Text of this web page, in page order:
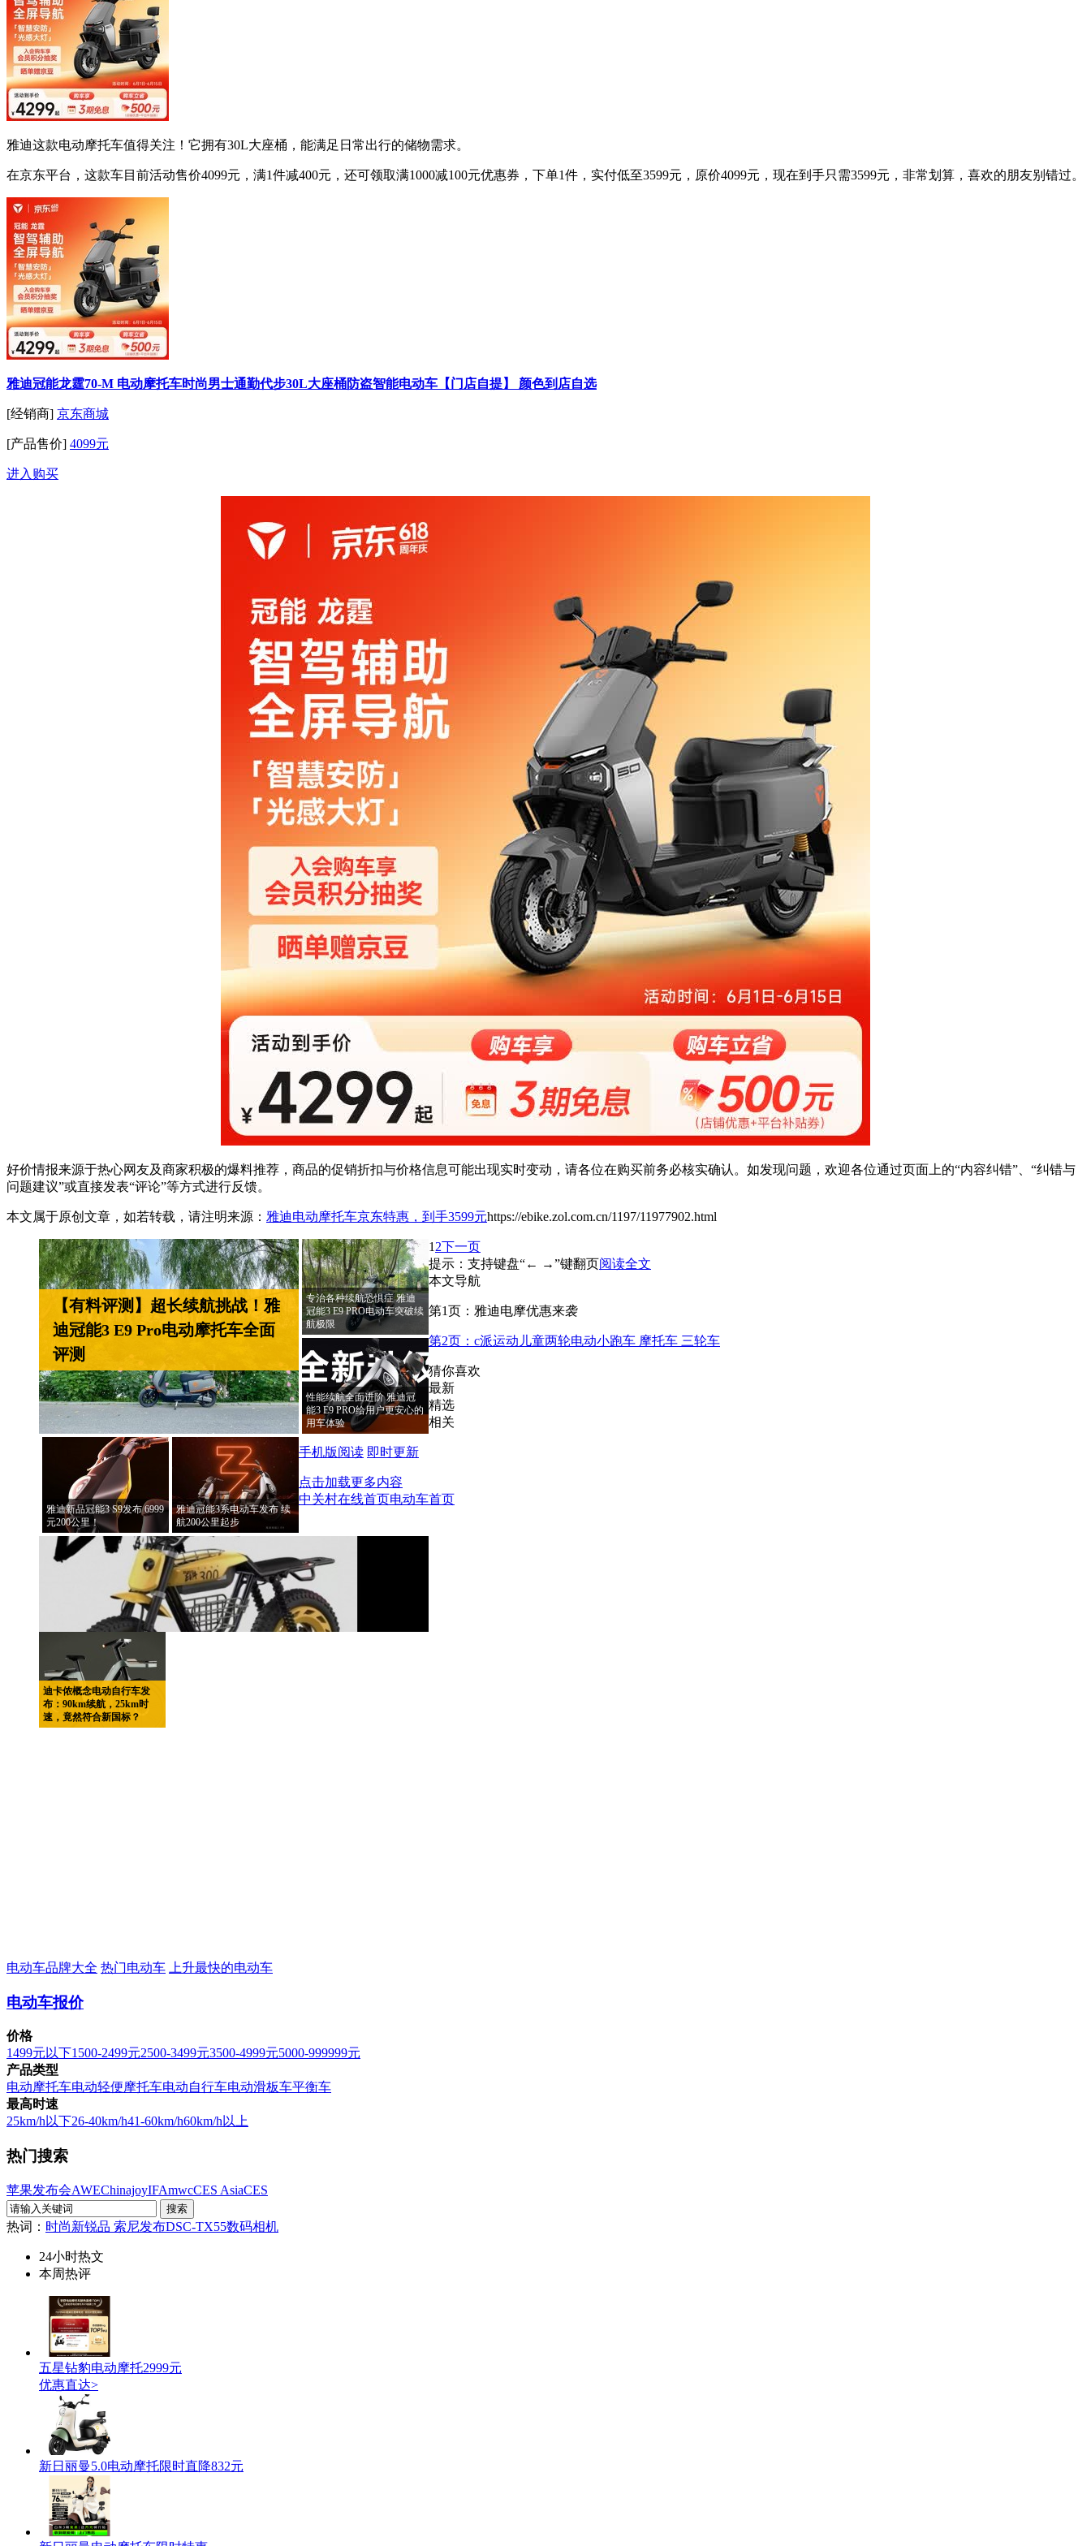
雅迪这款电动摩托车值得关注！它拥有30L大座桶，能满足日常出行的储物需求。
在京东平台，这款车目前活动售价4099元，满1件减400元，还可领取满1000减100元优惠券，下单1件，实付低至3599元，原价4099元，现在到手只需3599元，非常划算，喜欢的朋友别错过。
雅迪冠能龙霆70-M 电动摩托车时尚男士通勤代步30L大座桶防盗智能电动车【门店自提】 颜色到店自选
[经销商] 京东商城
[产品售价] 4099元
进入购买
好价情报来源于热心网友及商家积极的爆料推荐，商品的促销折扣与价格信息可能出现实时变动，请各位在购买前务必核实确认。如发现问题，欢迎各位通过页面上的“内容纠错”、“纠错与
问题建议”或直接发表“评论”等方式进行反馈。
本文属于原创文章，如若转载，请注明来源： 雅迪电动摩托车京东特惠，到手3599元https://ebike.zol.com.cn/1197/11977902.html
【有料评测】超长续航挑战！雅
迪冠能3 E9 Pro电动摩托车全面
评测
专治各种续航恐惧症 雅迪
冠能3 E9 PRO电动车突破续
航极限
性能续航全面进阶 雅迪冠
能3 E9 PRO给用户更安心的
用车体验
雅迪新品冠能3 S9发布 6999
元200公里！
雅迪冠能3系电动车发布 续
航200公里起步
迪卡侬概念电动自行车发
布：90km续航，25km时
速，竟然符合新国标？
1 2下一页
提示：支持键盘“← →”键翻页阅读全文
本文导航
第1页：雅迪电摩优惠来袭
第2页：c派运动儿童两轮电动小跑车 摩托车 三轮车
猜你喜欢
最新
精选
相关
手机版阅读 即时更新
点击加载更多内容
中关村在线首页电动车首页
电动车品牌大全 热门电动车 上升最快的电动车
电动车报价
价格
1499元以下1500-2499元2500-3499元3500-4999元5000-999999元
产品类型
电动摩托车电动轻便摩托车电动自行车电动滑板车平衡车
最高时速
25km/h以下26-40km/h41-60km/h60km/h以上
热门搜索
苹果发布会AWEChinajoyIFAmwcCES AsiaCES
热词： 时尚新锐品 索尼发布DSC-TX55数码相机
24小时热文
本周热评
五星钻豹电动摩托2999元
优惠直达>
新日丽曼5.0电动摩托限时直降832元